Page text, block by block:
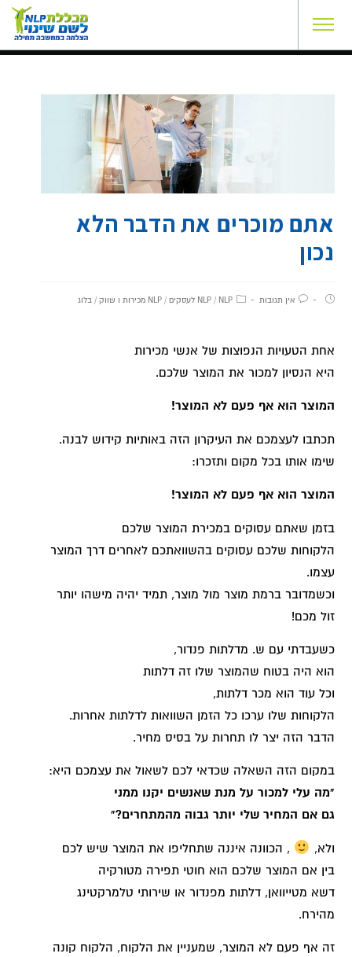
אתם מוכרים את הדבר הלא
נכון
אין תגובות NLP/ NLP לעסקים /NLP מכירות ו שווק /בלוג
אחת הטעויות הנפוצות של אנשי מכירות
היא הנסיון למכור את המוצר שלכם.
המוצר הוא אף פעם לא המוצר!
תכתבו לעצמכם את העיקרון הזה באותיות קידוש לבנה.
שימו אותו בכל מקום ותזכרו:
המוצר הוא אף פעם לא המוצר!
בזמן שאתם עסוקים במכירת המוצר שלכם
הלקוחות שלכם עסוקים בהשוואתכם לאחרים דרך המוצר
עצמו.
וכשמדובר ברמת מוצר מול מוצר, תמיד יהיה מישהו יותר
זול מכם!
כשעבדתי עם ש. מדלתות פנדור,
הוא היה בטוח שהמוצר שלו זה דלתות
וכל עוד הוא מכר דלתות,
הלקוחות שלו ערכו כל הזמן השוואות לדלתות אחרות.
הדבר הזה יצר לו תחרות על בסיס מחיר.
במקום הזה השאלה שכדאי לכם לשאול את עצמכם היא:
"מה עלי למכור על מנת שאנשים יקנו ממני
גם אם המחיר שלי יותר גבוה מהמתחרים?"
ולא,
, הכוונה איננה שתחליפו את המוצר שיש לכם
בין אם המוצר שלכם הוא חוטי תפירה מטורקיה
דשא מטייוואן, דלתות מפנדור או שירותי טלמרקטינג
מהירח.
זה אף פעם לא המוצר, שמעניין את הלקוח, הלקוח קונה